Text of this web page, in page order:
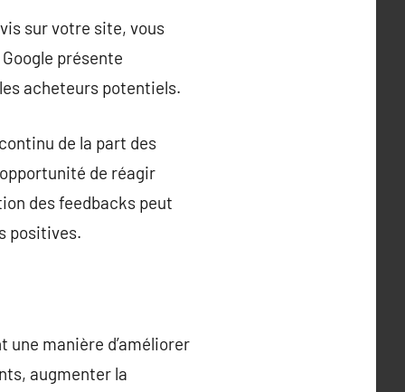
sur votre site, vous
présente
acheteurs potentiels.
de la part des
de réagir
des feedbacks peut
positives.
une manière d’améliorer
augmenter la